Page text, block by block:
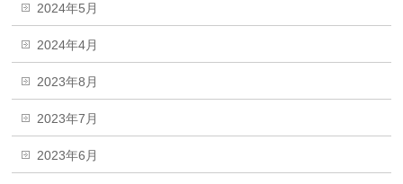
2024年5月
2024年4月
2023年8月
2023年7月
2023年6月